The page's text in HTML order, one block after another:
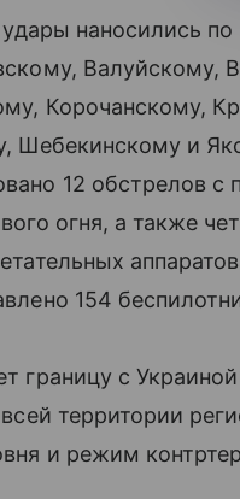
наносились
Валуйскому,
Корочанскому,
Шебекинскому и
12 обстрелов с
огня, а также
154
границу с
территории
и режим